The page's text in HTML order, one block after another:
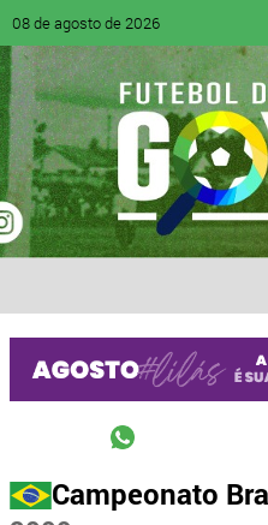
08 de agosto de 2026
Campeonato